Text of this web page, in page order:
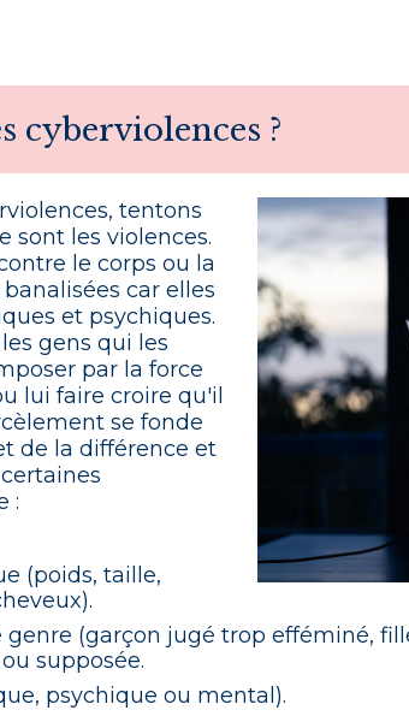
cyberviolences ?
tentons
sont les violences.
le corps ou la
car elles
et psychiques.
gens qui les
par la force
lui faire croire qu'il
se fonde
de la différence et
:
(poids, taille,
genre (garçon jugé trop efféminé,
supposée.
psychique ou mental).